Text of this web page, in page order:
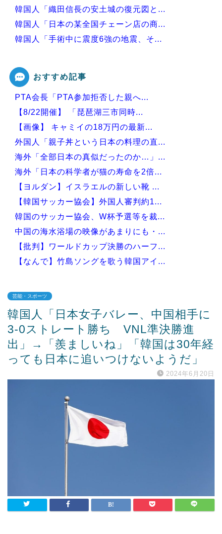
韓国人「織田信長の安土城の復元図と...
韓国人「日本の某全国チェーン店の商...
韓国人「手術中に震度6強の地震、そ...
Powered by livedoor 相互RSS
おすすめ記事
PTA会長「PTA参加拒否した親へ...
【8/22開催】 「琵琶湖三市同時...
【画像】 キャミイの18万円の最新...
外国人「親子丼という日本の料理の直...
海外「全部日本の真似だったのか…」...
海外「日本の科学者が猫の寿命を2倍...
【ヨルダン】イスラエルの新しい靴 ...
【韓国サッカー協会】外国人審判約1...
韓国のサッカー協会、W杯予選等を裁...
中国の海水浴場の映像があまりにも・...
【批判】ワールドカップ決勝のハーフ...
【なんで】竹島ソングを歌う韓国アイ...
Powered by livedoor 相互RSS
芸能・スポーツ
韓国人「日本女子バレー、中国相手に
3-0ストレート勝ち VNL準決勝進
出」→「羨ましいね」「韓国は30年経
っても日本に追いつけないようだ」
2024年6月20日